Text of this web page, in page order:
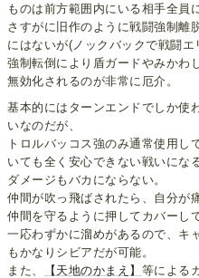
ものは前方範囲内にいる相手全員
さすがに旧作のように戦闘強制離
にはないが(ノックバックで戦闘
強制転倒により盾ガードやみかわ
無効化されるのが非常に厄介。
基本的にはターンエンドでしか使
いなのだが、
トロルバッコス強のみ通常使用し
いても全く安心できない戦いにな
ダメージもバカにならない。
仲間が吹っ飛ばされたら、自分が
仲間を守るように押してカバーし
一応わずかに溜めがあるので、キ
もかなりシビアだが可能。
また、
【天地のかまえ】 等による